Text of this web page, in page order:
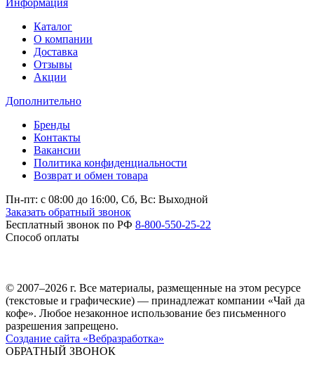
Каталог
О компании
Доставка
Отзывы
Акции
Дополнительно
Бренды
Контакты
Вакансии
Политика конфиденциальности
Возврат и обмен товара
Пн-пт: c 08:00 до 16:00, Сб, Вс: Выходной
Заказать обратный звонок
Бесплатный звонок по РФ 8-800-550-25-22
Способ оплаты
© 2007–2026 г. Все материалы, размещенные на этом ресурсе
(текстовые и графические) — принадлежат компании «Чай да
кофе». Любое незаконное использование без письменного
разрешения запрещено.
Создание сайта «Вебразработка»
ОБРАТНЫЙ ЗВОНОК